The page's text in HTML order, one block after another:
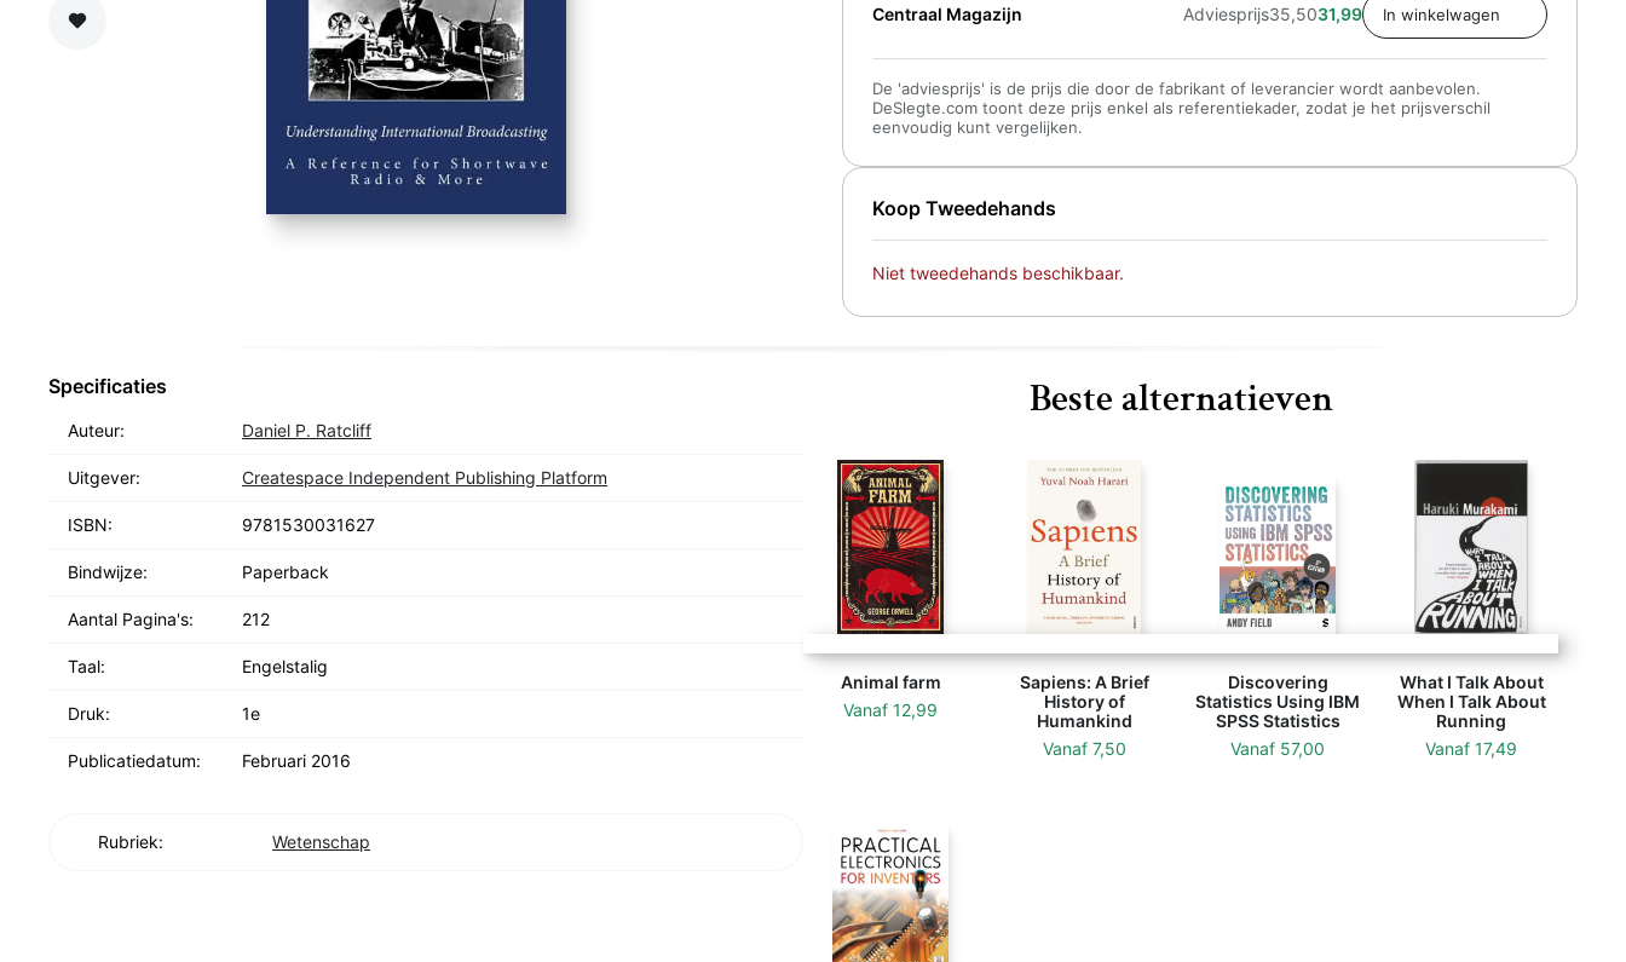
Koop Tweedehands
Niet tweedehands beschikbaar.
Centraal Magazijn Adviesprijs35,5031,99
De 'adviesprijs' is de prijs die door de fabrikant of leverancier wordt aanbevolen.
DeSlegte.com toont deze prijs enkel als referentiekader, zodat je het prijsverschil
eenvoudig kunt vergelijken.
Beste alternatieven
Animal farm
Vanaf 12,99
Sapiens: A Brief
History of
Humankind
Vanaf 7,50
Discovering
Statistics Using IBM
SPSS Statistics
Vanaf 57,00
What I Talk About
When I Talk About
Running
Vanaf 17,49
Specificaties
Auteur: Daniel P. Ratcliff
Uitgever: Createspace Independent Publishing Platform
ISBN: 9781530031627
Bindwijze: Paperback
Aantal Pagina's: 212
Taal: Engelstalig
Druk: 1e
Publicatiedatum: Februari 2016
Rubriek: Wetenschap